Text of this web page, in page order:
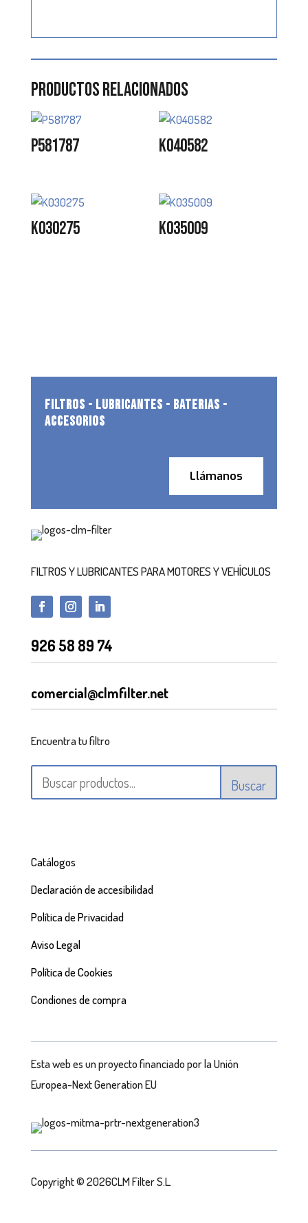
Productos relacionados
P581787 K040582
K030275 K035009
FILTROS - LUBRICANTES - BATERIAS -
ACCESORIOS
Llámanos
FILTROS Y LUBRICANTES PARA MOTORES Y VEHÍCULOS
926 58 89 74
comercial@clmfilter.net
Encuentra tu filtro
Buscar
Catálogos
Declaración de accesibilidad
Política de Privacidad
Aviso Legal
Política de Cookies
Condiones de compra
Esta web es un proyecto financiado por la Unión
Europea-Next Generation EU
Copyright © 2026CLM Filter S.L.